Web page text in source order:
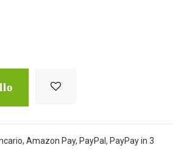
Amazon Pay, PayPal, PayPay in 3